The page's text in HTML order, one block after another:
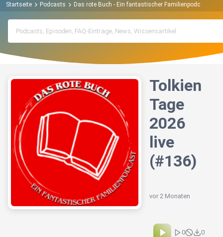
Startseite Podcasts Das rote Buch - Ein fantastischer Familienpodcast
Tolkien
Tage
2026
live
(#136)
vor 2 Monaten
0
0